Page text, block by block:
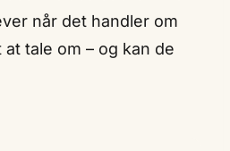
når det handler om
tale om – og kan de